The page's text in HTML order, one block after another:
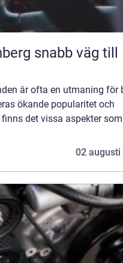
till
är ofta en utmaning för
ökande popularitet och
det vissa aspekter
02 augusti